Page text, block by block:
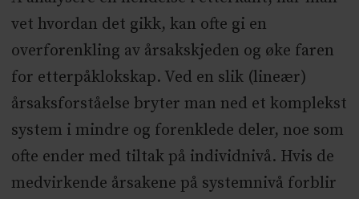
vet hvordan det gikk, kan ofte gi en
overforenkling av årsakskjeden og øke faren
for etterpåklokskap. Ved en slik (lineær)
årsaksforståelse bryter man ned et komplekst
system i mindre og forenklede deler, noe som
ofte ender med tiltak på individnivå. Hvis de
medvirkende årsakene på systemnivå forblir